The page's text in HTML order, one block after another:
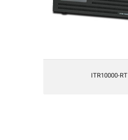
ITR10000-RT